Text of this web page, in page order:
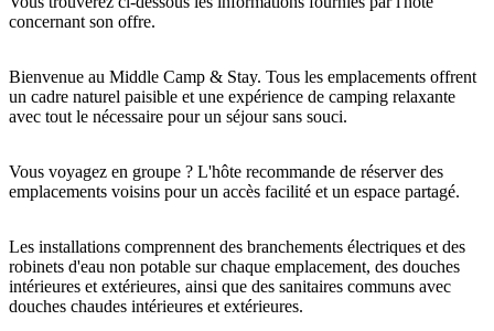
Rechercher:
Sign
concernant son offre.
Bienvenue au Middle Camp & Stay. Tous les emplacements offrent
un cadre naturel paisible et une expérience de camping relaxante
avec tout le nécessaire pour un séjour sans souci.
Vous voyagez en groupe ? L'hôte recommande de réserver des
emplacements voisins pour un accès facilité et un espace partagé.
Les installations comprennent des branchements électriques et des
robinets d'eau non potable sur chaque emplacement, des douches
intérieures et extérieures, ainsi que des sanitaires communs avec
douches chaudes intérieures et extérieures.